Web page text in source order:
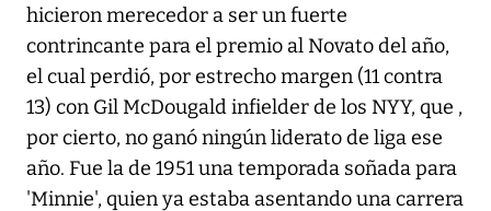
hicieron merecedor a ser un fuerte
contrincante para el premio al Novato del año,
el cual perdió, por estrecho margen (11 contra
13) con Gil McDougald infielder de los NYY, que ,
por cierto, no ganó ningún liderato de liga ese
año. Fue la de 1951 una temporada soñada para
'Minnie', quien ya estaba asentando una carrera